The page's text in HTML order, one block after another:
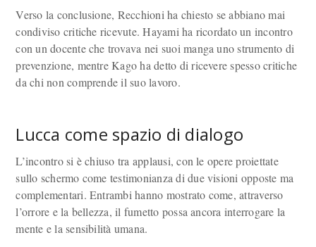
Verso la conclusione, Recchioni ha chiesto se abbiano mai
condiviso critiche ricevute. Hayami ha ricordato un incontro
con un docente che trovava nei suoi manga uno strumento di
prevenzione, mentre Kago ha detto di ricevere spesso critiche
da chi non comprende il suo lavoro.
Lucca come spazio di dialogo
L’incontro si è chiuso tra applausi, con le opere proiettate
sullo schermo come testimonianza di due visioni opposte ma
complementari. Entrambi hanno mostrato come, attraverso
l’orrore e la bellezza, il fumetto possa ancora interrogare la
mente e la sensibilità umana.